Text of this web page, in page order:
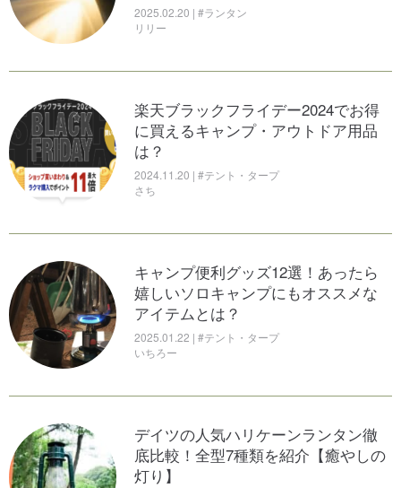
2025.02.20 | #ランタン
リリー
楽天ブラックフライデー2024でお得
に買えるキャンプ・アウトドア用品
は？
2024.11.20 | #テント・タープ
さち
キャンプ便利グッズ12選！あったら
嬉しいソロキャンプにもオススメな
アイテムとは？
2025.01.22 | #テント・タープ
いちろー
デイツの人気ハリケーンランタン徹
底比較！全型7種類を紹介【癒やしの
灯り】